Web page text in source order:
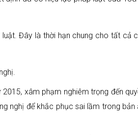
Đây là thời hạn chung cho tất cả
xâm phạm nghiêm trọng đến
nghị để khắc phục sai lầm trong bản